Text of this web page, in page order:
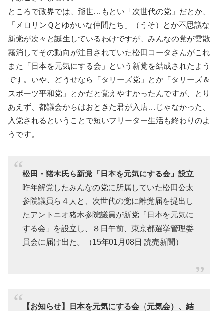
ところで政界では、爺世…もとい「次世代の党」だとか、
「メロリンＱとゆかいな仲間たち」（うそ）とか不思議な
新党が次々と誕生しているわけですが、みんなの党が雲散
霧消してその動向が注目されていた松田コータさんがこれ
また「日本を元気にする会」という新党を結成されたよう
です。いや、どうせなら「タリーズ党」とか「タリーズ＆
スポーツ平和党」とかだと覚えやすかったんですが、とり
あえず、都議会からはおときた君が入店…じゃなかった、
入党されるということで短いフリーター生活も終わりのよ
うです。
松田・猪木氏ら新党「日本を元気にする会」設立
昨年解党したみんなの党に所属していた松田公太
参院議員ら４人と、次世代の党に離党届を提出し
たアントニオ猪木参院議員が新党「日本を元気に
する会」を設立し、８日午前、東京都選挙管理委
員会に届け出た。（15年01月08日 読売新聞）
【お知らせ】日本を元気にする会（元気会）、結